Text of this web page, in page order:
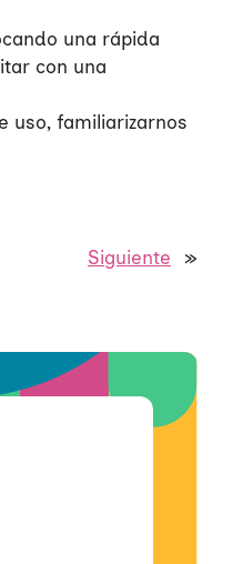
una rápida
con una
uso, familiarizarnos
Siguiente »